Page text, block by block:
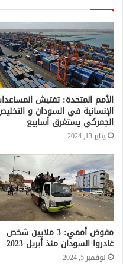
الأمم المتحدة: تفتيش
الإنسانية في السودان و
الجمركي يستغرق أسابيع
يناير 13, 2024
مفوض أممي: 3 ملايين شخص
غادروا السودان منذ أبريل 2023
نوفمبر 5, 2024